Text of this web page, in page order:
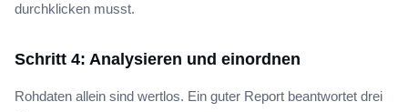
durchklicken musst.
Schritt 4: Analysieren und einordnen
Rohdaten allein sind wertlos. Ein guter Report beantwortet drei